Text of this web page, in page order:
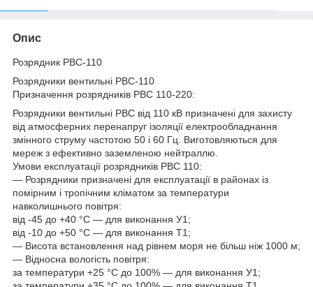
Опис
Розрядник РВС-110
Розрядники вентильні РВС-110
Призначення розрядників РВС 110-220:
Розрядники вентильні РВС від 110 кВ призначені для захисту
від атмосферних перенапруг ізоляції електрообладнання
змінного струму частотою 50 і 60 Гц. Виготовляються для
мереж з ефективно заземленою нейтраллю.
Умови експлуатації розрядників РВС 110:
— Розрядники призначені для експлуатації в районах із
помірним і тропічним кліматом за температури
навколишнього повітря:
від -45 до +40 °C — для виконання У1;
від -10 до +50 °C — для виконання Т1;
— Висота встановлення над рівнем моря не більш ніж 1000 м;
— Відносна вологість повітря:
за температури +25 °C до 100% — для виконання У1;